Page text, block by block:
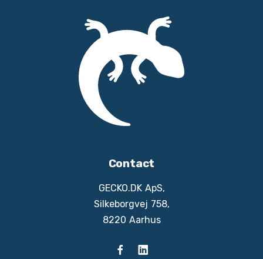
Contact
GECKO.DK ApS,
Silkeborgvej 758,
8220 Aarhus